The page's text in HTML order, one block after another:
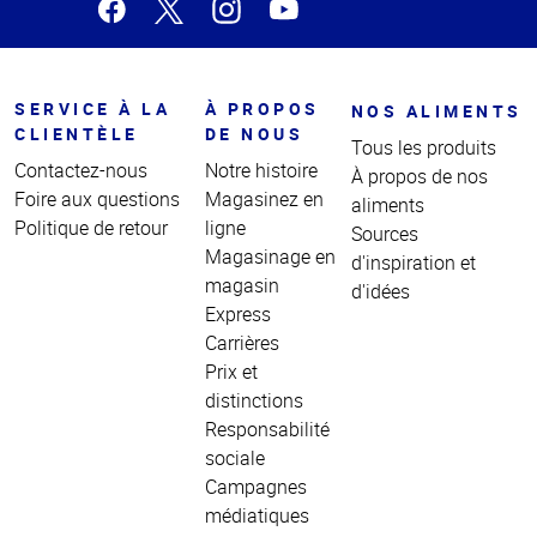
SERVICE À LA
CLIENTÈLE
Contactez-nous
Foire aux questions
Politique de retour
À PROPOS
DE NOUS
Notre histoire
Magasinez en
ligne
Magasinage en
magasin
Express
Carrières
Prix et
distinctions
Responsabilité
sociale
Campagnes
médiatiques
NOS ALIMENTS
Tous les produits
À propos de nos
aliments
Sources
d'inspiration et
d'idées